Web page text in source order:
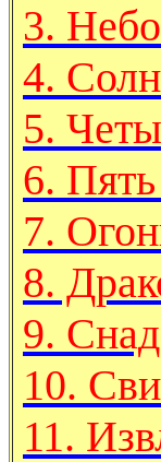
3.
4.
5.
6.
7.
8.
9.
10.
11.